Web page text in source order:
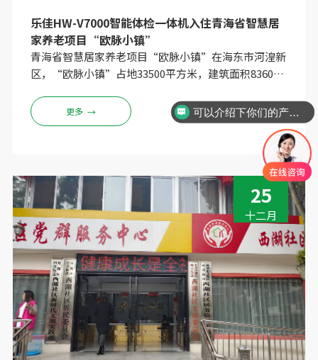
乐佳HW-V7000智能体检一体机入住青海省智慧居
家养老项目“欧脉小镇”
青海省智慧居家养老项目“欧脉小镇”在海东市河湟新
区，“欧脉小镇”占地33500平方米，建筑面积83600
兴社区为突出特点，破解家庭康养“痛点”“难点”问
题，一站式解决老年人食、住、行、医、养、娱等需
求，打破传统养老观念、养老模式，使夕阳传统成为朝
阳产业，让高端智慧化居家养老走进高原老人的现实。
此次“欧脉小镇”项目负责人特意联系我公司定制HW-
V7000智能体检一体机，解决当地居民日常体检问题，
计划定期为当地老人免费做全身体检，保障身体健康。
更多 →
25
十二月
可以介绍下你们的产品么？